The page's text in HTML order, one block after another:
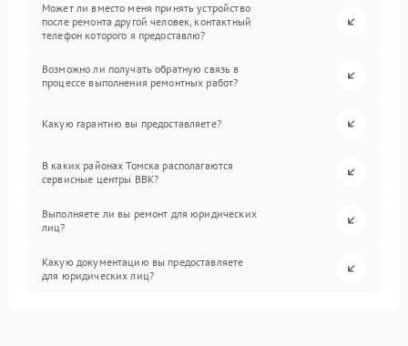
Может ли вместо меня принять устройство
после ремонта другой человек, контактный
телефон которого я предоставлю?
Возможно ли получать обратную связь в
процессе выполнения ремонтных работ?
Какую гарантию вы предоставляете?
В каких районах Томска располагаются
сервисные центры BBK?
Выполняете ли вы ремонт для юридических
лиц?
Какую документацию вы предоставляете
для юридических лиц?